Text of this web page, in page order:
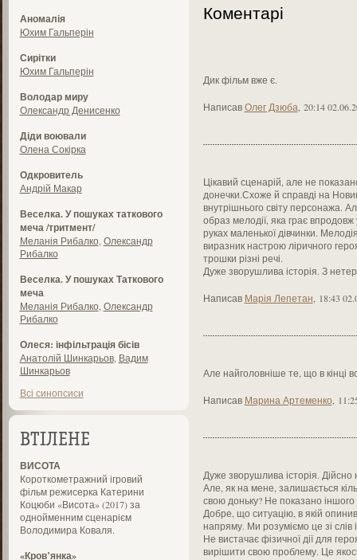
Аномалія
Юхим Гальперін
Сирітки
Юхим Гальперін
Володар миру
Олександр Денисенко
Діди воювали
Олена Сокірка
Одкровитель
Андрій Макар
Веселка. У пошуках таткового
меча /тритмент/
Меланія Рибалко Олександр
Рибалко
Веселка. У пошуках Таткового
меча
Меланія Рибалко Олександр
Рибалко
Олеся: інфільтрація бісів
Анатолій Шинкарьов, Вадим
Шинкарьов
Всі синопсиси
ВТІЛЕНЕ
ВИСОТА
Короткометражний ігровий
фільм режисерка Катерини
Коцюби «Висота» (2017) за
однойменним сценарієм
Володимира Коваля.
«Кров’янка»
Коментарі
Дик фільм вже є.
НаписавОлег Дзюба 20:14
Цікавий сценарій, але не
донечки.Схоже й справді на
внутрішнього світу персонажа.
образ мелодії, яка грає
руках маленької дівчинки.
виразник настрою ліричного
трошки різні речі.
Дуже зворушлива історія. З
Написав Марія Лепетан 18:43
Але найголовніше те, що в кінці
Написав Марина Артеменко
Дуже зворушлива історія.
Але, як на мене, залишається
свою доньку? Не показано іншого
Добре, що ситуацію, в якій
напряму. Ми розуміємо це зі слів
Не вистачає фізичної дії для
вирішити свою проблему. Це